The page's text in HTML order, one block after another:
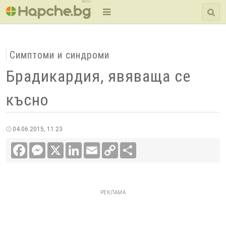
BETA
Симптоми и синдроми
Брадикардия, явяваща се
късно
04.06.2015, 11:23
FacebookMessenger LinkedInEmail
Copy
Link
РЕКЛАМА